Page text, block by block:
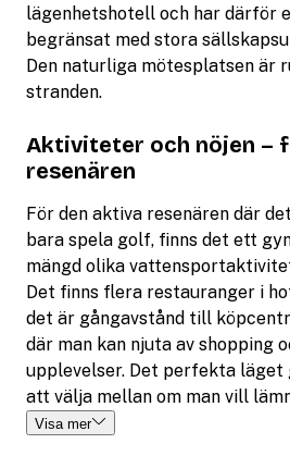
lägenhetshotell och har därför
begränsat med stora
Den naturliga mötesplatsen är
stranden.
Aktiviteter och nöjen –
resenären
För den aktiva resenären där
bara spela golf, finns det ett
mängd olika
Det finns flera restauranger i
det är gångavstånd till
där man kan njuta av shopping
upplevelser. Det perfekta läget
att välja mellan om man vill
Visa mer